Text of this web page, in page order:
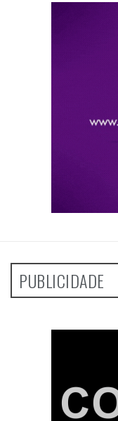
PUBLICIDADE